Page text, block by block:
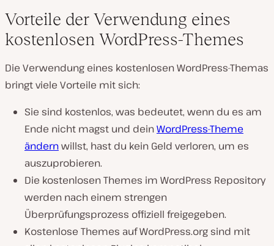
Vorteile der Verwendung eines
kostenlosen WordPress-Themes
Die Verwendung eines kostenlosen WordPress-Themas
bringt viele Vorteile mit sich:
Sie sind kostenlos, was bedeutet, wenn du es am
Ende nicht magst und deinWordPress-Theme
ändernwillst, hast du kein Geld verloren, um es
auszuprobieren.
Die kostenlosen Themes im WordPress Repository
werden nach einem strengen
Überprüfungsprozess offiziell freigegeben.
Kostenlose Themes auf WordPress.org sind mit